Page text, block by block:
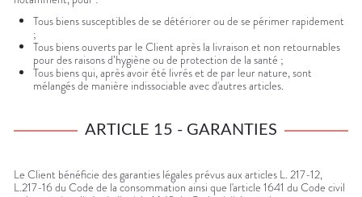
Tous biens susceptibles de se détériorer ou de se périmer rapidement
;
Tous biens ouverts par le Client après la livraison et non retournables
pour des raisons d’hygiène ou de protection de la santé ;
Tous biens qui, après avoir été livrés et de par leur nature, sont
mélangés de manière indissociable avec d'autres articles.
ARTICLE 15 - GARANTIES
Le Client bénéficie des garanties légales prévus aux articles L. 217-12,
L.217-16 du Code de la consommation ainsi que l'article 1641 du Code civil